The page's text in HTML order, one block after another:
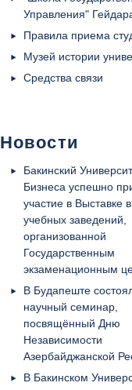
Управления"
Правила приема
Музей истории
Средства связи
Новости
Бакинский
Бизнеса успешно
участие в Выставке
учебных заведений,
организованной
Государственным
экзаменационным
В Будапеште
научный семинар,
посвящённый Дню
Независимости
Азербайджанской
В Бакинском